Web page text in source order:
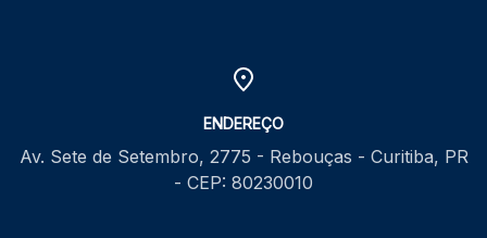
ENDEREÇO
Av. Sete de Setembro, 2775 - Rebouças - Curitiba, PR
- CEP: 80230010